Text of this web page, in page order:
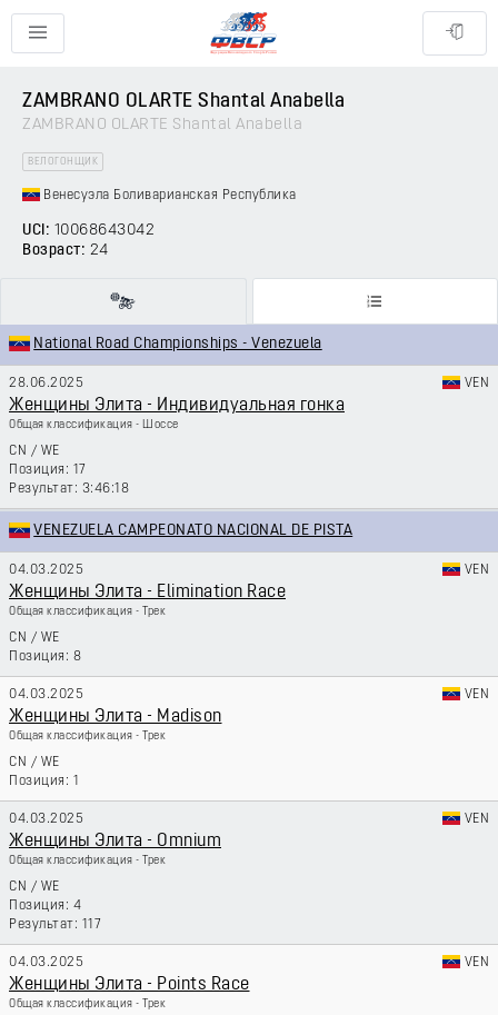
ZAMBRANO OLARTE Shantal Anabella
ZAMBRANO OLARTE Shantal Anabella
ВЕЛОГОНЩИК
Венесуэла Боливарианская Республика
UCI: 10068643042
Возраст: 24
National Road Championships - Venezuela
28.06.2025 VEN
Женщины Элита - Индивидуальная гонка
Общая классификация - Шоссе
CN / WE
17
3:46:18
VENEZUELA CAMPEONATO NACIONAL DE PISTA
04.03.2025 VEN
Женщины Элита - Elimination Race
Общая классификация - Трек
CN / WE
8
04.03.2025 VEN
Женщины Элита - Madison
Общая классификация - Трек
CN / WE
1
04.03.2025 VEN
Женщины Элита - Omnium
Общая классификация - Трек
CN / WE
4
117
04.03.2025 VEN
Женщины Элита - Points Race
Общая классификация - Трек